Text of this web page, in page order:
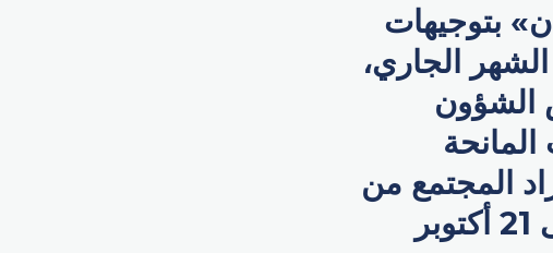
بتوجيهات
الجاري،
الشؤون
المانحة
المجتمع من
جميع الجنسيات والفئات، خلال الفترة من 8 إلى 21 أكتوبر